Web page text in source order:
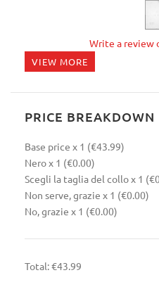
Write a review
VIEW MORE
PRICE BREAKDOWN
Base price x 1 (€43.99)
Nerox 1 (€0.00)
Scegli la taglia del collox 1
Non serve, grazie x 1 (€0.00)
No, grazie x 1 (€0.00)
Total:€43.99